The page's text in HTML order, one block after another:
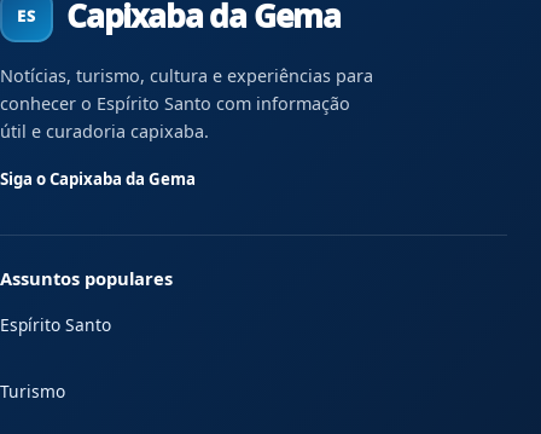
Capixaba da Gema
Notícias, turismo, cultura e experiências para
conhecer o Espírito Santo com informação
útil e curadoria capixaba.
Siga o Capixaba da Gema
Assuntos populares
Espírito Santo
Turismo